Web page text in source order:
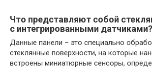
Что представляют собой
с интегрированными датчиками?
Данные панели – это специально
стеклянные поверхности, на которые
встроены миниатюрные сенсоры,